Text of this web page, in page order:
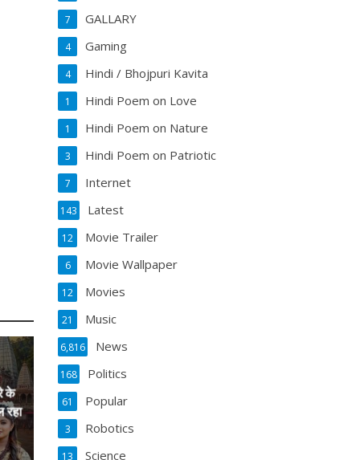
के
रहा
GALLARY
7
Gaming
4
Hindi / Bhojpuri Kavita
4
Hindi Poem on Love
1
Hindi Poem on Nature
1
Hindi Poem on Patriotic
3
Internet
7
Latest
143
Movie Trailer
12
Movie Wallpaper
6
Movies
12
Music
21
News
6,816
Politics
168
Popular
61
Robotics
3
Science
13